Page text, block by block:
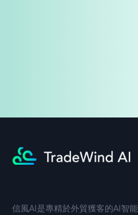
信風AI是專精於外貿獲客的AI智